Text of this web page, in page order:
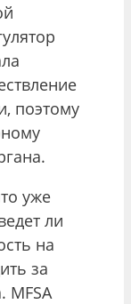
поэтому
уже
ли
на
за
MFSA